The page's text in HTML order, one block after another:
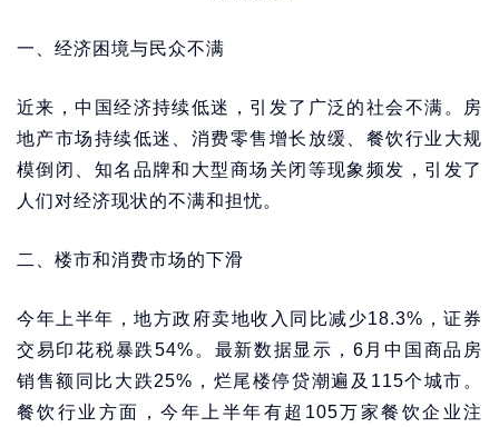
一、经济困境与民众不满
近来，中国经济持续低迷，引发了广泛的社会不满。房
地产市场持续低迷、消费零售增长放缓、餐饮行业大规
模倒闭、知名品牌和大型商场关闭等现象频发，引发了
人们对经济现状的不满和担忧。
二、楼市和消费市场的下滑
今年上半年，地方政府卖地收入同比减少18.3%，证券
交易印花税暴跌54%。最新数据显示，6月中国商品房
销售额同比大跌25%，烂尾楼停贷潮遍及115个城市。
餐饮行业方面，今年上半年有超105万家餐饮企业注